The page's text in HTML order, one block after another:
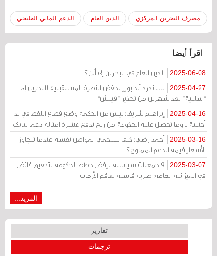
مصرف البحرين المركزي الدين العام الدعم المالي الخليجي
اقرأ أيضا
2025-06-08 الدين العام في البحرين إلى أين؟
2025-04-27
ستاندرد آند بورز تخفض النظرة المستقبلية للبحرين إلى
"سلبية" بعد شهرين من تحذير "فيتش"
2025-04-16
إبراهيم شريف: ليس من الحكمة وضع قطاع النفط في يد
أجنبية .. وما تحصل عليه الحكومة من ربح تدفع عشرة أمثاله دعما لبابكو
2025-03-16
أحمد رضي: كيف سيحمي المواطن نفسه عندما تتجاوز
الأسعار قيمة الدعم الممنوح؟
2025-03-07
9 جمعيات سياسية ترفض خطط الحكومة لتحقيق فائض
في الميزانية العامة: ضربة قاسية تفاقم الأزمات
المزيد...
تقارير
ترجمات